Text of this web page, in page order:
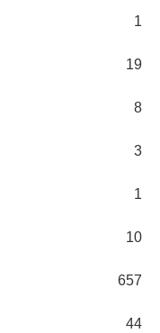
1
19
8
3
1
10
657
44